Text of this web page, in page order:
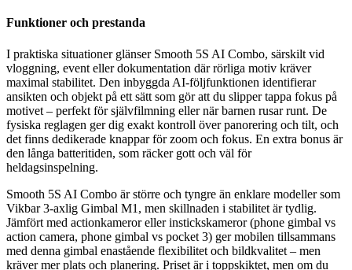
Funktioner och prestanda
I praktiska situationer glänser Smooth 5S AI Combo, särskilt vid
vloggning, event eller dokumentation där rörliga motiv kräver
maximal stabilitet. Den inbyggda AI-följfunktionen identifierar
ansikten och objekt på ett sätt som gör att du slipper tappa fokus på
motivet – perfekt för självfilmning eller när barnen rusar runt. De
fysiska reglagen ger dig exakt kontroll över panorering och tilt, och
det finns dedikerade knappar för zoom och fokus. En extra bonus är
den långa batteritiden, som räcker gott och väl för
heldagsinspelning.
Smooth 5S AI Combo är större och tyngre än enklare modeller som
Vikbar 3-axlig Gimbal M1, men skillnaden i stabilitet är tydlig.
Jämfört med actionkameror eller instickskameror (phone gimbal vs
action camera, phone gimbal vs pocket 3) ger mobilen tillsammans
med denna gimbal enastående flexibilitet och bildkvalitet – men
kräver mer plats och planering. Priset är i toppskiktet, men om du